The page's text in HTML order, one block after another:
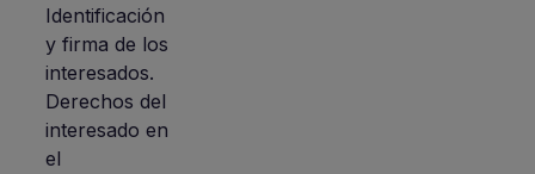
Identificación
y firma de los
interesados.
Derechos del
interesado en
el